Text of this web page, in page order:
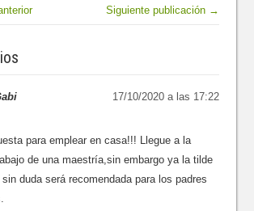
i
c
a
c
p
a
r
e
n
T
w
Siguiente publicación →
17/10/2020 a las 17:22
para emplear en casa!!! Llegue a la
de una maestría,sin embargo ya la tilde
duda será recomendada para los padres